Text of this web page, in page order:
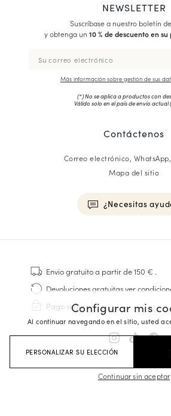
Configurar mis
Al continuar navegando en el sitio, usted
PERSONALIZAR SU ELECCIÓN
Continuar sin aceptar
NEWSLETTER
Suscríbase a nuestro boletín
y obtenga un 10 % de descuento en
Más información sobre gestión de sus
(*) No se aplica a productos con
Válido solo en el país de envío actual (
Contáctenos
Correo electrónico,
Mapa del sitio
¿Necesitas
Zapatillas
Cosido Goodyear
Derbies y Richelieu
Zapatos Richelieu Hombre
Mocasines
Sandalias y Alpargatas
Maletines Business
Zapatillas Blancas Hombre
Envio gratuitoa partir de 150 € .
Devoluciones gratuitasver
Pago seguro